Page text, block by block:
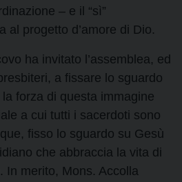
– e il “sì”
al progetto d’amore di Dio.
ha invitato l’assemblea, ed
a fissare lo sguardo
forza di questa immagine
a cui tutti i sacerdoti sono
fisso lo sguardo su Gesù
che abbraccia la vita di
In merito, Mons. Accolla